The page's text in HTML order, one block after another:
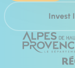
Invest